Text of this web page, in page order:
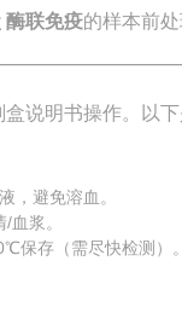
联免疫的样本前
说明书操作。以
，避免溶血。
浆。
保存（需尽快检测）。